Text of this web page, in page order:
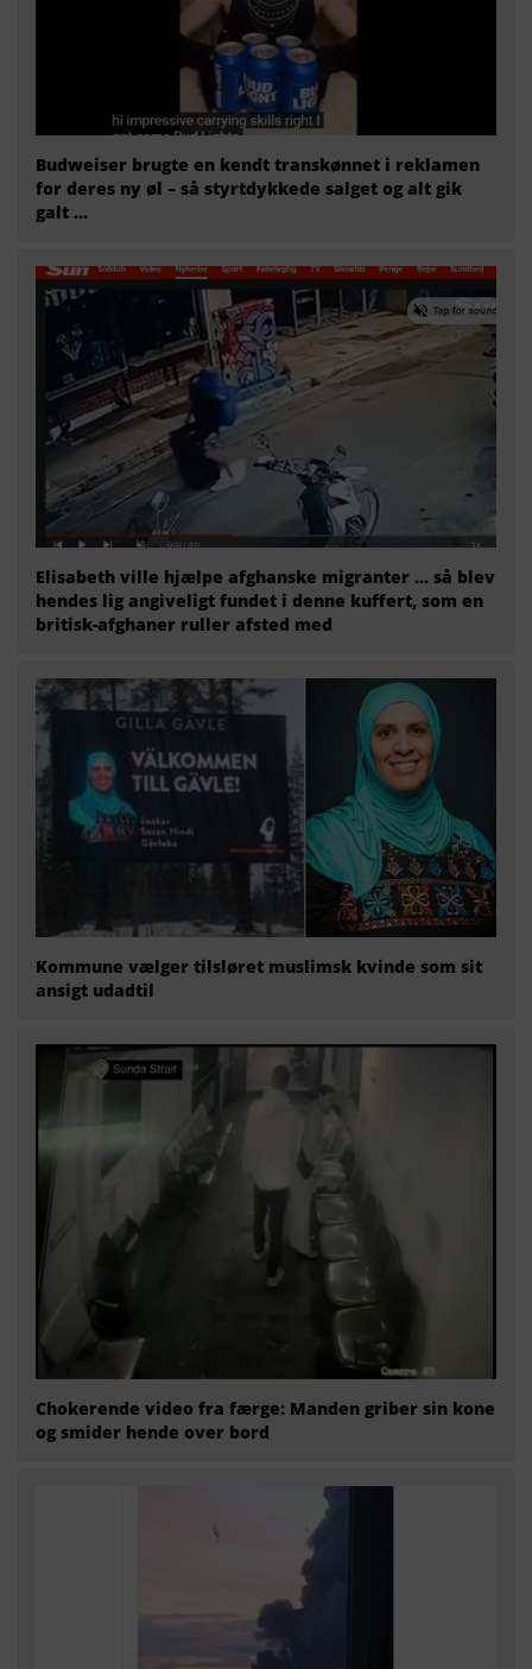
Budweiser brugte en kendt transkønnet i reklamen
for deres ny øl – så styrtdykkede salget og alt gik
galt …
Elisabeth ville hjælpe afghanske migranter … så blev
hendes lig angiveligt fundet i denne kuffert, som en
britisk-afghaner ruller afsted med
Kommune vælger tilsløret muslimsk kvinde som sit
ansigt udadtil
Chokerende video fra færge: Manden griber sin kone
og smider hende over bord